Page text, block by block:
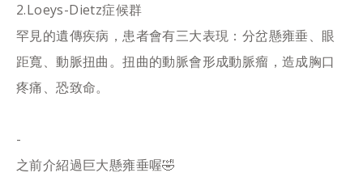
2.Loeys-Dietz症候群
罕見的遺傳疾病，患者會有三大表現：分岔懸雍垂、眼
距寬、動脈扭曲。扭曲的動脈會形成動脈瘤，造成胸口
疼痛、恐致命。
-
之前介紹過巨大懸雍垂喔🤣